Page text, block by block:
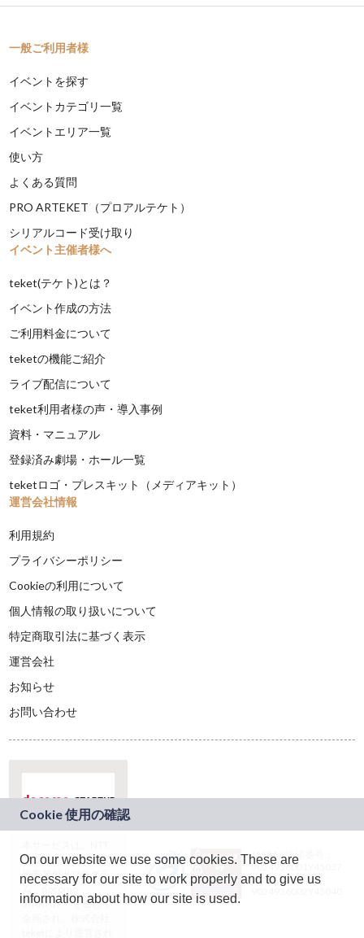
一般ご利用者様
イベントを探す
イベントカテゴリ一覧
イベントエリア一覧
使い方
よくある質問
PRO ARTEKET（プロアルテケト）
シリアルコード受け取り
イベント主催者様へ
teket(テケト)とは？
イベント作成の方法
ご利用料金について
teketの機能ご紹介
ライブ配信について
teket利用者様の声・導入事例
資料・マニュアル
登録済み劇場・ホール一覧
teketロゴ・プレスキット（メディアキット）
運営会社情報
利用規約
プライバシーポリシー
Cookieの利用について
個人情報の取り扱いについて
特定商取引法に基づく表示
運営会社
お知らせ
お問い合わせ
ドコモグループの新
規事業創出プログラ
ム「docomo
STARTUP」を通じて
JASRAC許諾番号：
9024936001Y45037
JASRAC許諾番号：
On our website we use some cookies. These are
necessary for our site to work properly and to give us
information about how our site is used.